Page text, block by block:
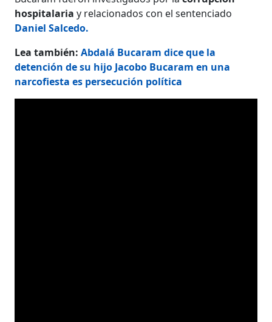
hospitalaria y relacionados con el sentenciado
Daniel Salcedo.
Lea también:Abdalá Bucaram dice que la
detención de su hijo Jacobo Bucaram en una
narcofiesta es persecución política